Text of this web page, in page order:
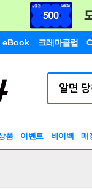
eBook 크레마클럽
품 이벤트 바이백 매